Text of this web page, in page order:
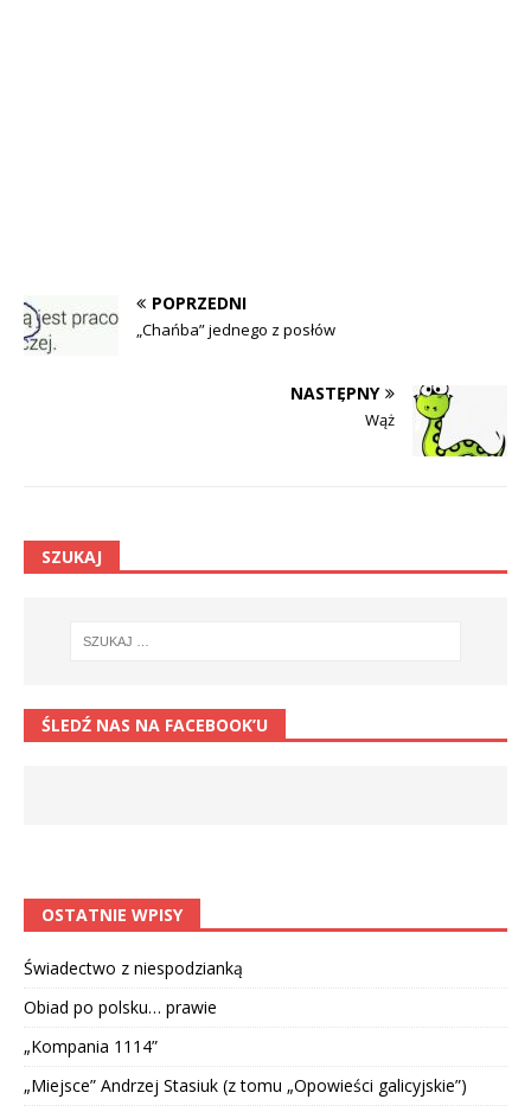
POPRZEDNI
„Chańba” jednego z posłów
NASTĘPNY
Wąż
SZUKAJ
ŚLEDŹ NAS NA FACEBOOK’U
OSTATNIE WPISY
Świadectwo z niespodzianką
Obiad po polsku… prawie
„Kompania 1114”
„Miejsce” Andrzej Stasiuk (z tomu „Opowieści galicyjskie”)